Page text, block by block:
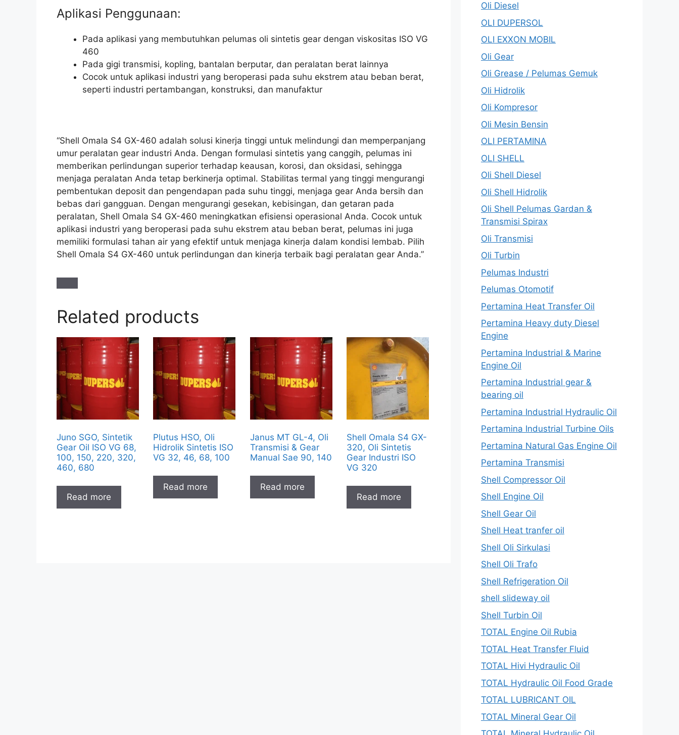
Aplikasi Penggunaan:
Pada aplikasi yang membutuhkan pelumas oli sintetis gear dengan viskositas ISO VG
460
Pada gigi transmisi, kopling, bantalan berputar, dan peralatan berat lainnya
Cocok untuk aplikasi industri yang beroperasi pada suhu ekstrem atau beban berat,
seperti industri pertambangan, konstruksi, dan manufaktur
“Shell Omala S4 GX-460 adalah solusi kinerja tinggi untuk melindungi dan memperpanjang
umur peralatan gear industri Anda. Dengan formulasi sintetis yang canggih, pelumas ini
memberikan perlindungan superior terhadap keausan, korosi, dan oksidasi, sehingga
menjaga peralatan Anda tetap berkinerja optimal. Stabilitas termal yang tinggi mengurangi
pembentukan deposit dan pengendapan pada suhu tinggi, menjaga gear Anda bersih dan
bebas dari gangguan. Dengan mengurangi gesekan, kebisingan, dan getaran pada
peralatan, Shell Omala S4 GX-460 meningkatkan efisiensi operasional Anda. Cocok untuk
aplikasi industri yang beroperasi pada suhu ekstrem atau beban berat, pelumas ini juga
memiliki formulasi tahan air yang efektif untuk menjaga kinerja dalam kondisi lembab. Pilih
Shell Omala S4 GX-460 untuk perlindungan dan kinerja terbaik bagi peralatan gear Anda.”
Related products
Juno SGO, Sintetik
Gear Oil ISO VG 68,
100, 150, 220, 320,
460, 680
Read more
Plutus HSO, Oli
Hidrolik Sintetis ISO
VG 32, 46, 68, 100
Read more
Janus MT GL-4, Oli
Transmisi & Gear
Manual Sae 90, 140
Read more
Shell Omala S4 GX-
320, Oli Sintetis
Gear Industri ISO
VG 320
Read more
Oli Diesel
OLI DUPERSOL
OLI EXXON MOBIL
Oli Gear
Oli Grease / Pelumas Gemuk
Oli Hidrolik
Oli Kompresor
Oli Mesin Bensin
OLI PERTAMINA
OLI SHELL
Oli Shell Diesel
Oli Shell Hidrolik
Oli Shell Pelumas Gardan &
Transmisi Spirax
Oli Transmisi
Oli Turbin
Pelumas Industri
Pelumas Otomotif
Pertamina Heat Transfer Oil
Pertamina Heavy duty Diesel
Engine
Pertamina Industrial & Marine
Engine Oil
Pertamina Industrial gear &
bearing oil
Pertamina Industrial Hydraulic Oil
Pertamina Industrial Turbine Oils
Pertamina Natural Gas Engine Oil
Pertamina Transmisi
Shell Compressor Oil
Shell Engine Oil
Shell Gear Oil
Shell Heat tranfer oil
Shell Oli Sirkulasi
Shell Oli Trafo
Shell Refrigeration Oil
shell slideway oil
Shell Turbin Oil
TOTAL Engine Oil Rubia
TOTAL Heat Transfer Fluid
TOTAL Hivi Hydraulic Oil
TOTAL Hydraulic Oil Food Grade
TOTAL LUBRICANT OIL
TOTAL Mineral Gear Oil